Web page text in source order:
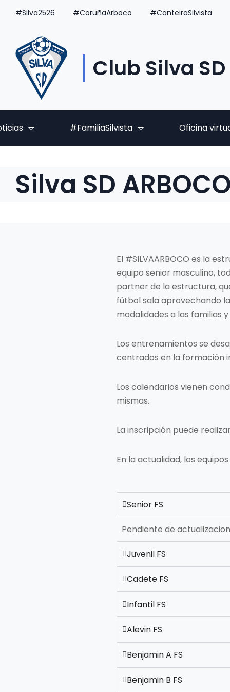
#Silva2526 #CoruñaArboco #CanteiraSilvista
Club Silva SD
#FamiliaSilvista Oficina
Silva SD
El #SILVAARBOCO es la
equipo senior masculino,
partner de la estructura,
fútbol sala aprovechando
modalidades a las familias
Los entrenamientos se
centrados en la formación
Los calendarios vienen
mismas.
La inscripción puede
En la actualidad, los
Senior FS
Pendiente de
Juvenil FS
Cadete FS
Infantil FS
Alevin FS
Benjamin A FS
Benjamin B FS